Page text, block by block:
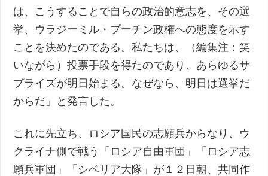
は、こうすることで自らの政治的意志を、その選
挙、ウラジーミル・プーチン政権への態度を示す
ことを決めたのである。私たちは、（編集注：笑
いながら）投票手段を得たのであり、あらゆるサ
プライズが明日始まる。なぜなら、明日は選挙だ
からだ」と発言した。
これに先立ち、ロシア国民の志願兵からなり、ウ
クライナ側で戦う「ロシア自由軍団」「ロシア志
願兵軍団」「シベリア大隊」が１２日朝、共同作